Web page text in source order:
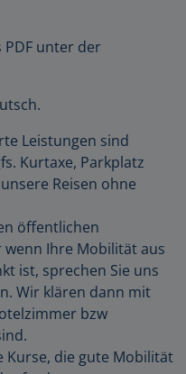
PDF unter der
Leistungen sind
Kurtaxe, Parkplatz
Reisen ohne
öffentlichen
Ihre Mobilität aus
ist, sprechen Sie uns
Wir klären dann mit
bzw
Kurse, die gute Mobilität